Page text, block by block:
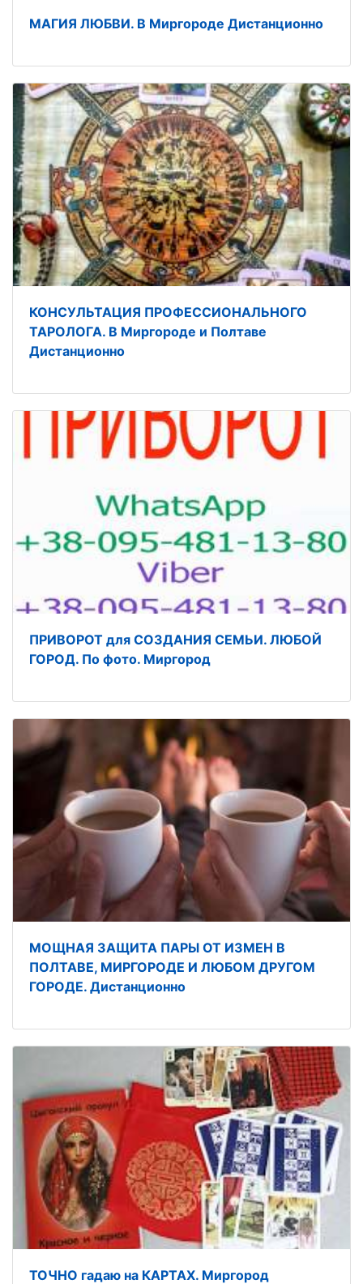
МАГИЯ ЛЮБВИ. В Миргороде Дистанционно
КОНСУЛЬТАЦИЯ ПРОФЕССИОНАЛЬНОГО
ТАРОЛОГА. В Миргороде и Полтаве
Дистанционно
ПРИВОРОТ для СОЗДАНИЯ СЕМЬИ. ЛЮБОЙ
ГОРОД. По фото. Миргород
МОЩНАЯ ЗАЩИТА ПАРЫ ОТ ИЗМЕН В
ПОЛТАВЕ, МИРГОРОДЕ И ЛЮБОМ ДРУГОМ
ГОРОДЕ. Дистанционно
ТОЧНО гадаю на КАРТАХ. Миргород